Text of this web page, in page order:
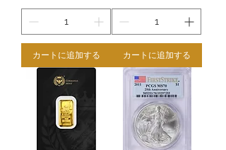
カートに追加する カートに追加する